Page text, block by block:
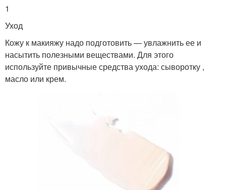
1
Уход
Кожу к макияжу надо подготовить — увлажнить ее и
насытить полезными веществами. Для этого
используйте привычные средства ухода: сыворотку ,
масло или крем.